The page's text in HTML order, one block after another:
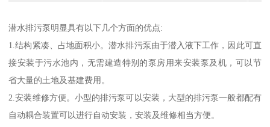
潜水排污泵明显具有以下几个方面的优点:
1.结构紧凑、占地面积小。潜水排污泵由于潜入液下工作，因此可直
接安装于污水池内，无需建造特别的泵房用来安装泵及机，可以节
省大量的土地及基建费用。
2.安装维修方便。小型的排污泵可以安装，大型的排污泵一般都配有
自动耦合装置可以进行自动安装，安装及维修相当方便。